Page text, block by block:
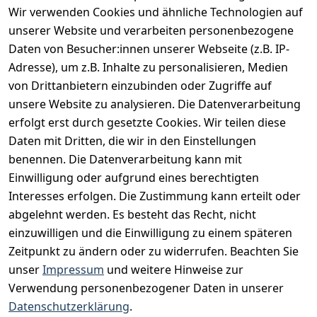
Wir verwenden Cookies und ähnliche Technologien auf
unserer Website und verarbeiten personenbezogene
Daten von Besucher:innen unserer Webseite (z.B. IP-
Adresse), um z.B. Inhalte zu personalisieren, Medien
von Drittanbietern einzubinden oder Zugriffe auf
unsere Website zu analysieren. Die Datenverarbeitung
erfolgt erst durch gesetzte Cookies. Wir teilen diese
Daten mit Dritten, die wir in den Einstellungen
benennen. Die Datenverarbeitung kann mit
Einwilligung oder aufgrund eines berechtigten
Interesses erfolgen. Die Zustimmung kann erteilt oder
abgelehnt werden. Es besteht das Recht, nicht
einzuwilligen und die Einwilligung zu einem späteren
Zeitpunkt zu ändern oder zu widerrufen. Beachten Sie
unserImpressum und weitere Hinweise zur
Verwendung personenbezogener Daten in unserer
Datenschutzerklärung.
Vertrag widerrufen
INFORMATIONEN
Widerrufsrecht
Datenschutz
Unser Unternehmen
Charity & Wohltätigkeit
BESUCHE UNS